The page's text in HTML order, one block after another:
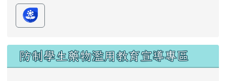
防制學生藥物濫用教育宣導專區